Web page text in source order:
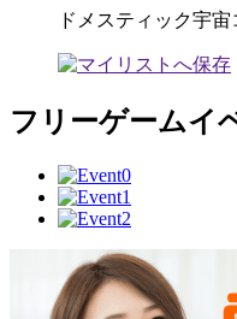
ドメスティック宇宙
フリーゲームイ